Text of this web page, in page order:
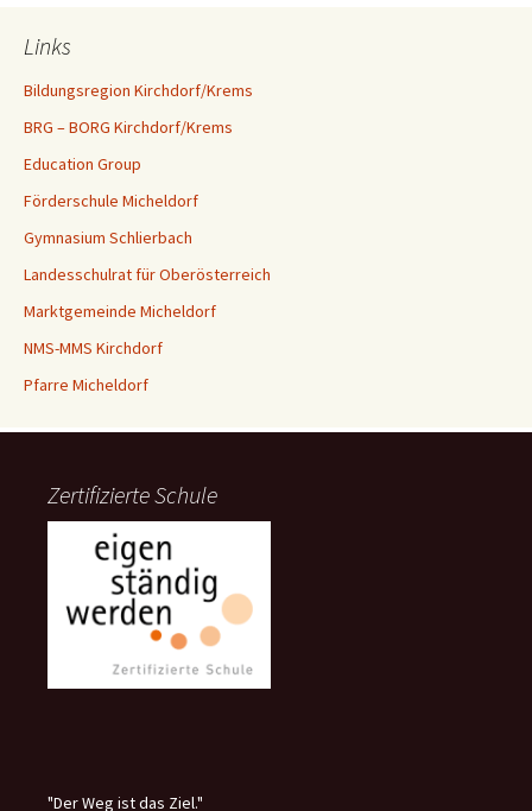
Links
Bildungsregion Kirchdorf/Krems
BRG – BORG Kirchdorf/Krems
Education Group
Förderschule Micheldorf
Gymnasium Schlierbach
Landesschulrat für Oberösterreich
Marktgemeinde Micheldorf
NMS-MMS Kirchdorf
Pfarre Micheldorf
Zertifizierte Schule
"Der Weg ist das Ziel."